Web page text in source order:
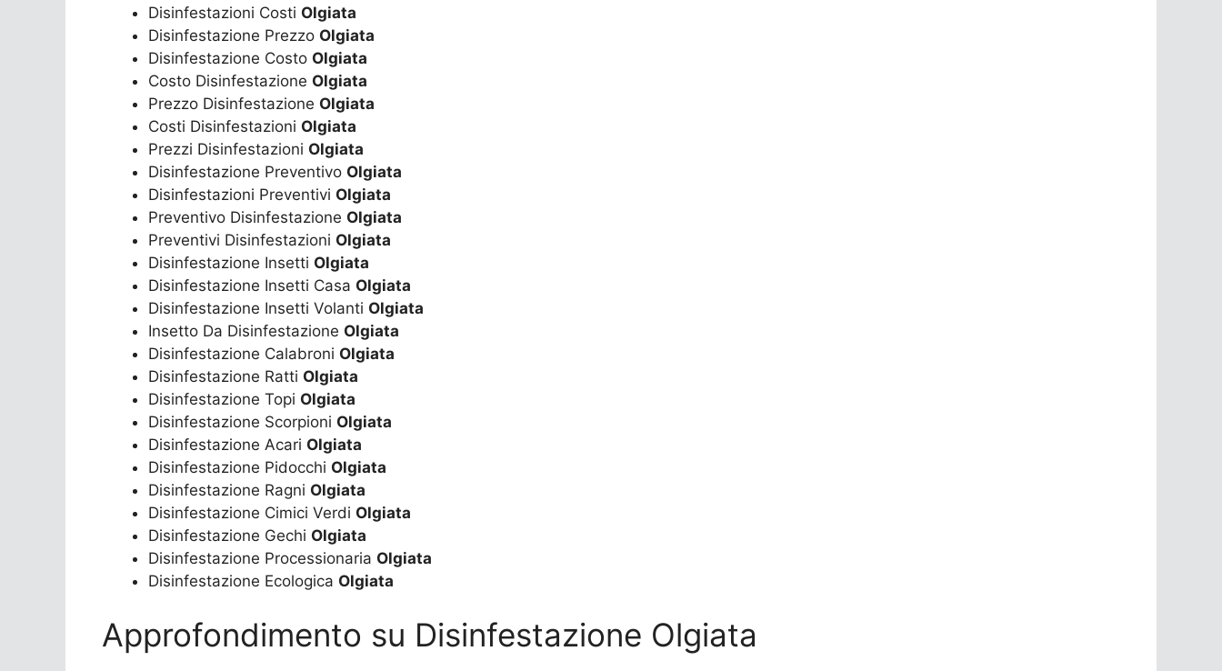
Disinfestazioni Costi Olgiata
Disinfestazione Prezzo Olgiata
Disinfestazione Costo Olgiata
Costo Disinfestazione Olgiata
Prezzo Disinfestazione Olgiata
Costi Disinfestazioni Olgiata
Prezzi Disinfestazioni Olgiata
Disinfestazione Preventivo Olgiata
Disinfestazioni Preventivi Olgiata
Preventivo Disinfestazione Olgiata
Preventivi Disinfestazioni Olgiata
Disinfestazione Insetti Olgiata
Disinfestazione Insetti Casa Olgiata
Disinfestazione Insetti Volanti Olgiata
Insetto Da Disinfestazione Olgiata
Disinfestazione Calabroni Olgiata
Disinfestazione Ratti Olgiata
Disinfestazione Topi Olgiata
Disinfestazione Scorpioni Olgiata
Disinfestazione Acari Olgiata
Disinfestazione Pidocchi Olgiata
Disinfestazione Ragni Olgiata
Disinfestazione Cimici Verdi Olgiata
Disinfestazione Gechi Olgiata
Disinfestazione Processionaria Olgiata
Disinfestazione Ecologica Olgiata
Approfondimento su Disinfestazione Olgiata